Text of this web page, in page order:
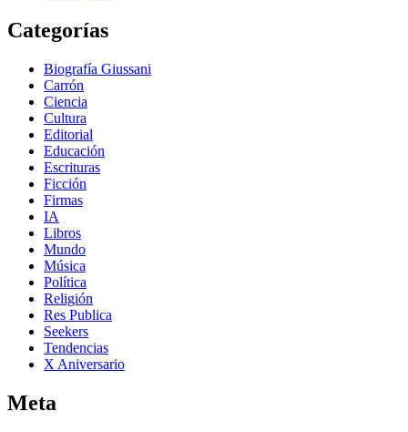
Categorías
Biografía Giussani
Carrón
Ciencia
Cultura
Editorial
Educación
Escrituras
Ficción
Firmas
IA
Libros
Mundo
Música
Política
Religión
Res Publica
Seekers
Tendencias
X Aniversario
Meta